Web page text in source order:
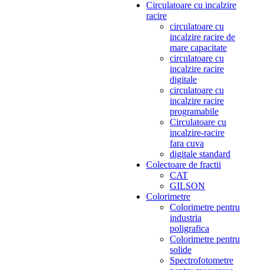
Circulatoare cu incalzire
racire
circulatoare cu
incalzire racire de
mare capacitate
circulatoare cu
incalzire racire
digitale
circulatoare cu
incalzire racire
programabile
Circulatoare cu
incalzire-racire
fara cuva
digitale standard
Colectoare de fractii
CAT
GILSON
Colorimetre
Colorimetre pentru
industria
poligrafica
Colorimetre pentru
solide
Spectrofotometre